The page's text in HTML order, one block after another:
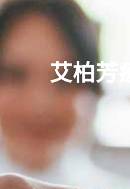
艾柏芳